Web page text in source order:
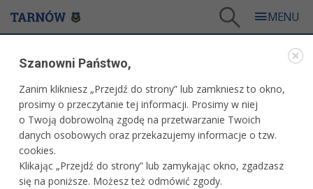
9.04.2025 r. - Konferencja naukowa pn. „Ochrona środowiska – współczesne problemy –
przyszłe wyzwania – możliwe rozwiązania”
WARTO PRZECZYTAĆ
9.04.2025 R. - KONFERENCJA NAUKOWA PN.
„OCHRONA ŚRODOWISKA – WSPÓŁCZESNE
PROBLEMY – PRZYSZŁE WYZWANIA – MOŻLIWE
ROZWIĄZANIA”
Szanowni Państwo,
Zanim klikniesz „Przejdź do strony” lub zamkniesz to okno,
prosimy o przeczytanie tej informacji. Prosimy w niej
o Twoją dobrowolną zgodę na przetwarzanie Twoich
danych osobowych oraz przekazujemy informacje o tzw.
cookies.
Klikając „Przejdź do strony” lub zamykając okno, zgadzasz
się na poniższe. Możesz też odmówić zgody.